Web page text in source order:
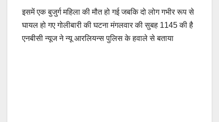
इसमें एक बुजुर्ग महिला की मौत हो गई जबकि दो लोग गभीर रूप से
घायल हो गए गोलीबारी की घटना मंगलवार की सुबह 1145 की है
एनबीसी न्यूज ने न्यू आरलियन्स पुलिस के हवाले से बताया